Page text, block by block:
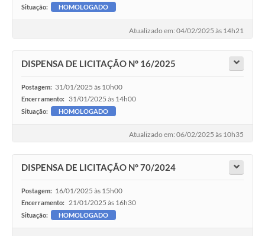
Situação: HOMOLOGADO
Atualizado em: 04/02/2025 às 14h21
DISPENSA DE LICITAÇÃO N° 16/2025
Postagem: 31/01/2025 às 10h00
Encerramento: 31/01/2025 às 14h00
Situação: HOMOLOGADO
Atualizado em: 06/02/2025 às 10h35
DISPENSA DE LICITAÇÃO N° 70/2024
Postagem: 16/01/2025 às 15h00
Encerramento: 21/01/2025 às 16h30
Situação: HOMOLOGADO